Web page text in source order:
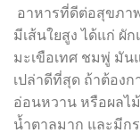
อาหารที่ดีต่อสุขภา
มีเส้นใยสูง ได้แก่ ผั
มะเขือเทศ ชมพู่ มั
เปล่าดีที่สุด ถ้าต้อง
อ่อนหวาน หรือผลไ
น้ำตาลมาก และมีก